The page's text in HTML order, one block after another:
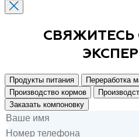
СВЯЖИТЕСЬ
Продукты питания
Переработка
Производство кормов
Заказать компоновку